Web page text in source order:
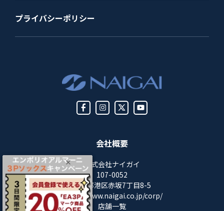
会社概要
株式会社ナイガイ
107-0052
東京都港区赤坂7丁目8-5
https://www.naigai.co.jp/corp/
店舗一覧
プライバシーポリシー